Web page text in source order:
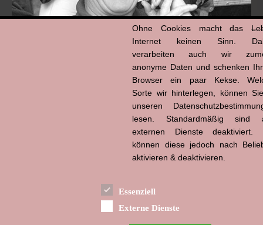
Ohne Cookies macht das
Internet keinen Sinn.
verarbeiten auch wir
anonyme Daten und schenken
Browser ein paar Kekse.
Sorte wir hinterlegen, können
unseren
lesen. Standardmäßig sind
externen Dienste deaktiviert.
können diese jedoch nach
aktivieren & deaktivieren.
Essenziell
Externe Dienste